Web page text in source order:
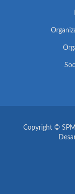
Copyright ©